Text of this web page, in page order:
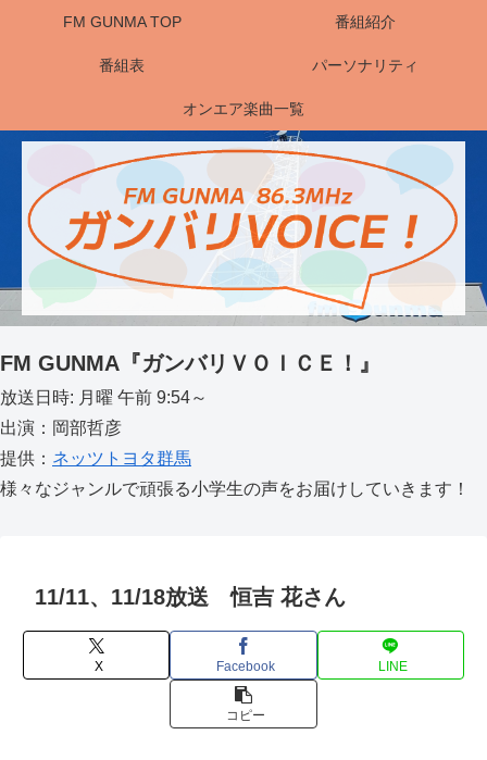
FM GUNMA TOP 番組紹介
番組表 パーソナリティ
オンエア楽曲一覧
FM GUNMA『ガンバリＶＯＩＣＥ！』
放送日時: 月曜 午前 9:54～
出演：岡部哲彦
提供： ネッツトヨタ群馬
様々なジャンルで頑張る小学生の声をお届けしていきます！
11/11、11/18放送 恒吉 花さん
X Facebook LINE
コピー